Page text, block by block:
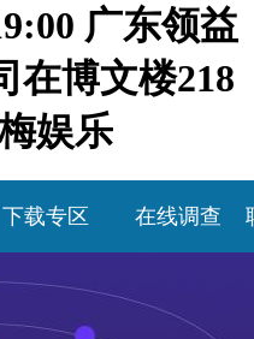
广东领益
在博文楼218
娱乐
下载专区 在线调查